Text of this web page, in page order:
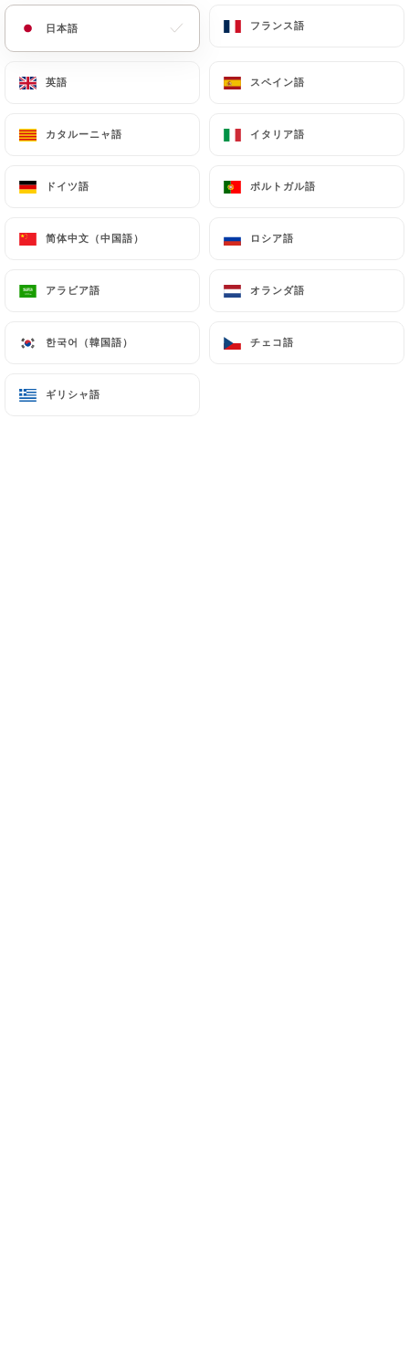
メニュー
日本語 フランス語
英語 スペイン語
カタルーニャ語 イタリア語
ドイツ語 ポルトガル語
简体中文（中国語） ロシア語
アラビア語 オランダ語
한국어（韓国語） チェコ語
ギリシャ語
連絡先
Chasse Marée - La
日本語 フランス語
英語 スペイン語
カタルーニャ語 イタリア語
ドイツ語 ポルトガル語
简体中文（中国語） ロシア語
アラビア語 オランダ語
한국어（韓国語） チェコ語
ギリシャ語